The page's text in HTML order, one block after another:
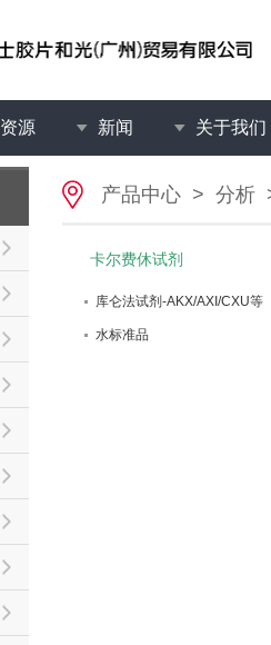
资源 新闻 关于我们
产品中心 > 分析
卡尔费休试剂
库仑法试剂-AKX/AXI/CXU等
水标准品